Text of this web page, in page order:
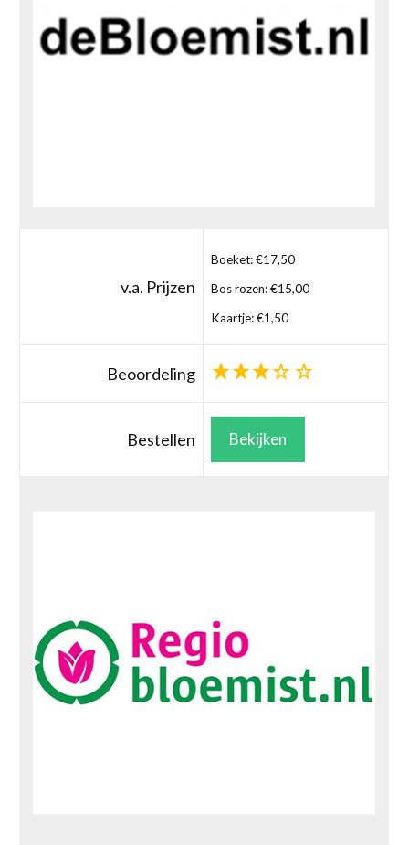
v.a. Prijzen
Boeket: €17,50
Bos rozen: €15,00
Kaartje: €1,50
Beoordeling
Bestellen Bekijken